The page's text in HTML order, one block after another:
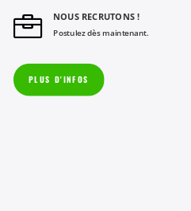
 NOUS RECRUTONS !
Postulez dès maintenant.
PLUS D'INFOS